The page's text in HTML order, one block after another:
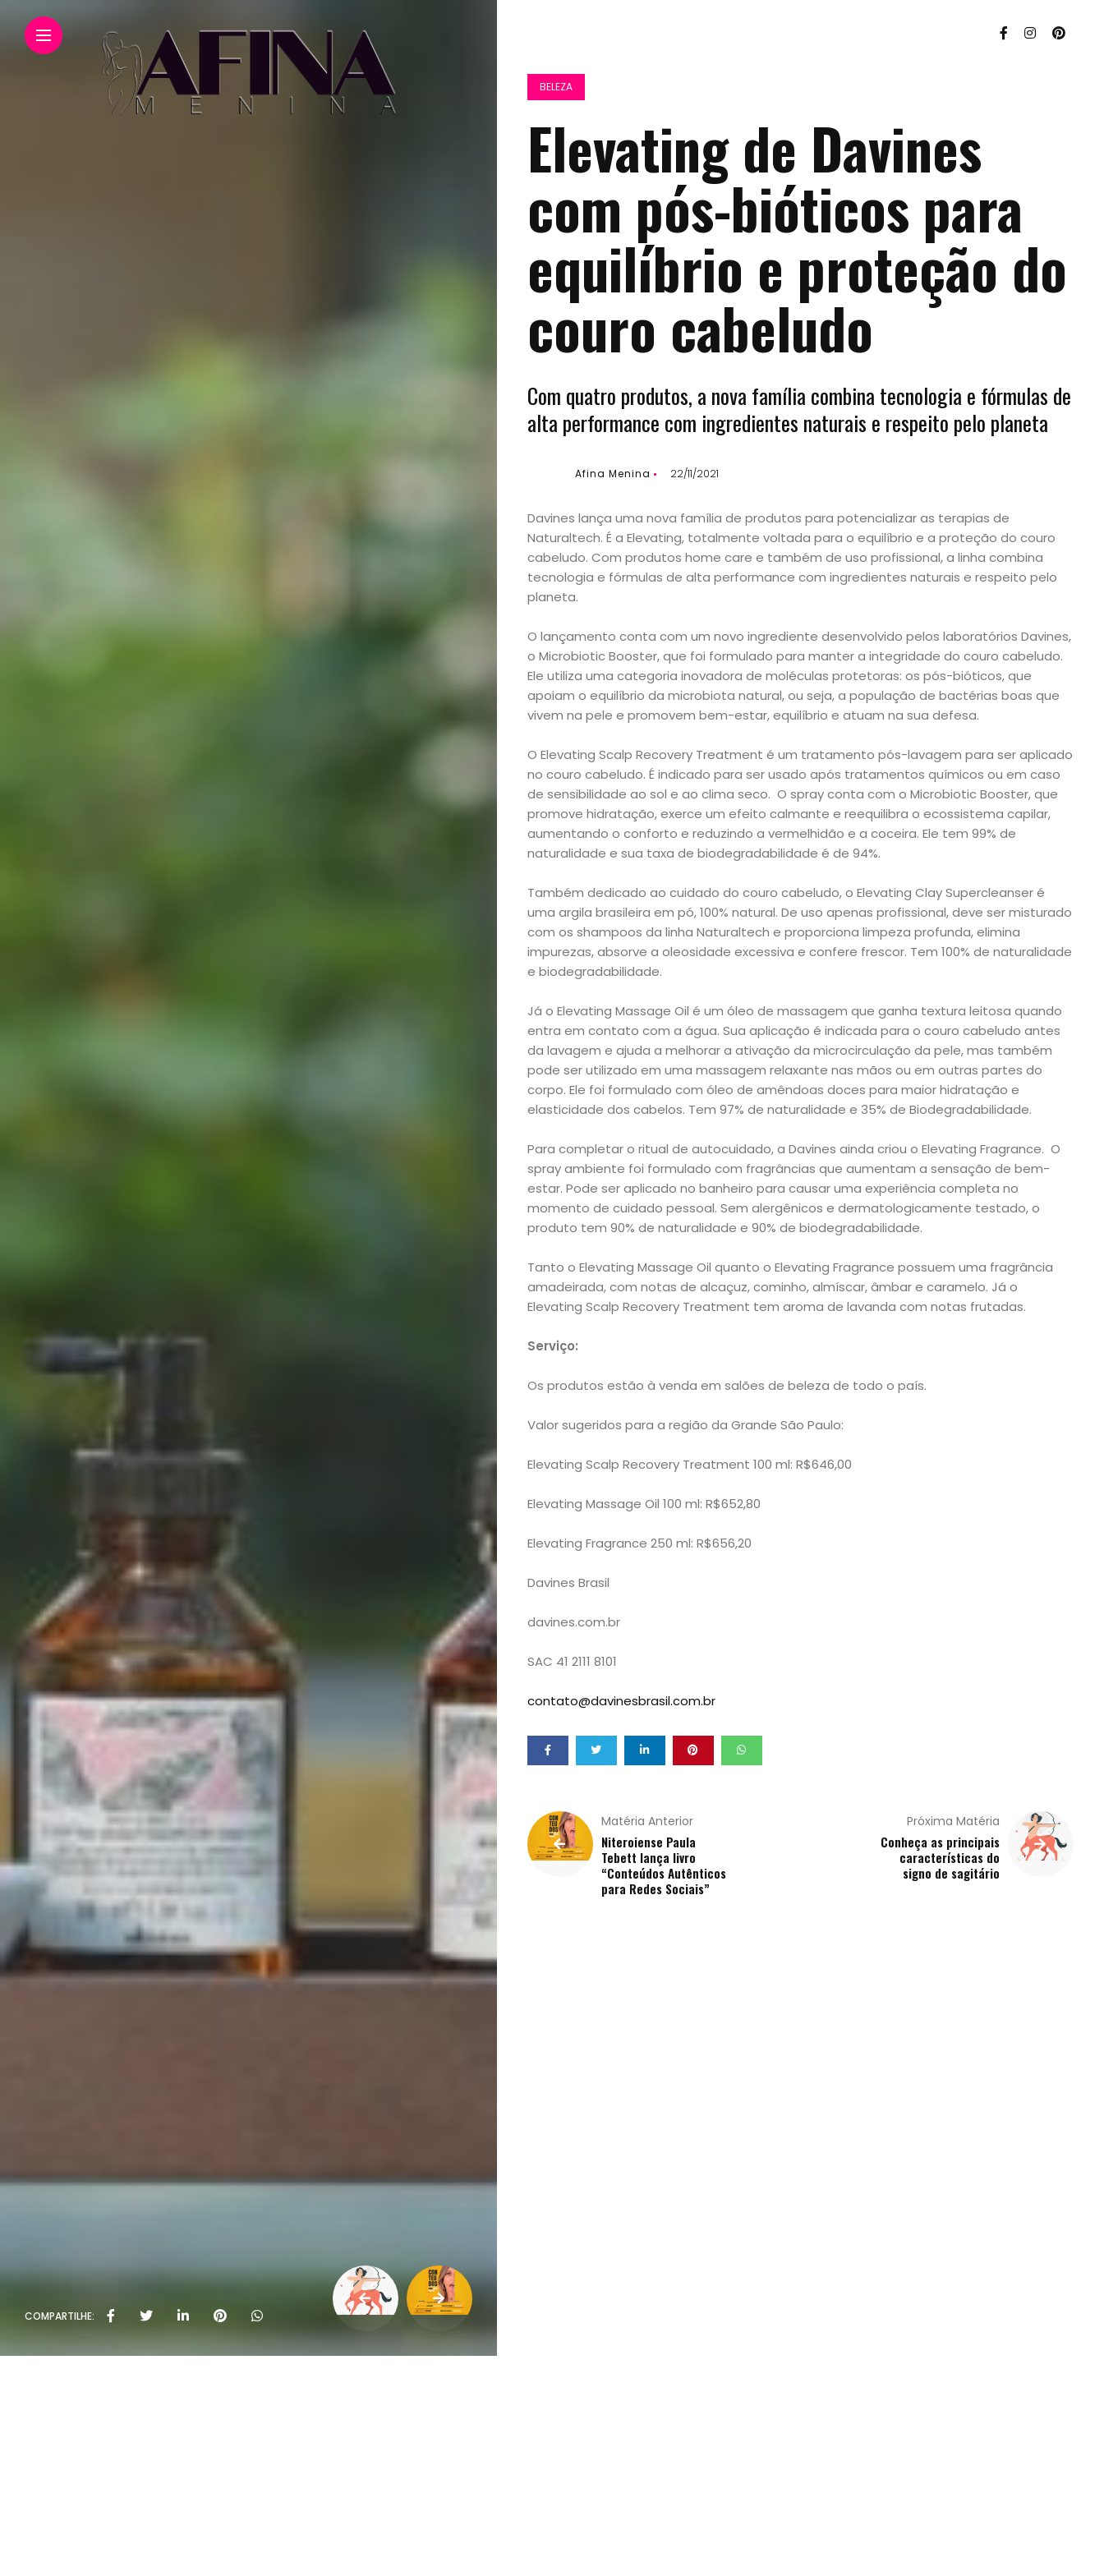
Início
Academia
Beleza
Bora
lá!
Casa
e
Decoração
Exclusiva
Homem
Mães
&
Filhos
Notícias
Opinião
Pets
Receitas
Saúde
Qualidade
de
Vida
Sexualidade
COMPARTILHE:
BELEZA
Elevating de Davines
com pós-bióticos para
equilíbrio e proteção do
couro cabeludo
Com quatro produtos, a nova família combina tecnologia e fórmulas de
alta performance com ingredientes naturais e respeito pelo planeta
Afina Menina 22/11/2021
Davines lança uma nova família de produtos para potencializar as terapias de
Naturaltech. É a Elevating, totalmente voltada para o equilíbrio e a proteção do couro
cabeludo. Com produtos home care e também de uso profissional, a linha combina
tecnologia e fórmulas de alta performance com ingredientes naturais e respeito pelo
planeta.
O lançamento conta com um novo ingrediente desenvolvido pelos laboratórios Davines,
o Microbiotic Booster, que foi formulado para manter a integridade do couro cabeludo.
Ele utiliza uma categoria inovadora de moléculas protetoras: os pós-bióticos, que
apoiam o equilíbrio da microbiota natural, ou seja, a população de bactérias boas que
vivem na pele e promovem bem-estar, equilíbrio e atuam na sua defesa.
O Elevating Scalp Recovery Treatment é um tratamento pós-lavagem para ser aplicado
no couro cabeludo. É indicado para ser usado após tratamentos químicos ou em caso
de sensibilidade ao sol e ao clima seco. O spray conta com o Microbiotic Booster, que
promove hidratação, exerce um efeito calmante e reequilibra o ecossistema capilar,
aumentando o conforto e reduzindo a vermelhidão e a coceira. Ele tem 99% de
naturalidade e sua taxa de biodegradabilidade é de 94%.
Também dedicado ao cuidado do couro cabeludo, o Elevating Clay Supercleanser é
uma argila brasileira em pó, 100% natural. De uso apenas profissional, deve ser misturado
com os shampoos da linha Naturaltech e proporciona limpeza profunda, elimina
impurezas, absorve a oleosidade excessiva e confere frescor. Tem 100% de naturalidade
e biodegradabilidade.
Já o Elevating Massage Oil é um óleo de massagem que ganha textura leitosa quando
entra em contato com a água. Sua aplicação é indicada para o couro cabeludo antes
da lavagem e ajuda a melhorar a ativação da microcirculação da pele, mas também
pode ser utilizado em uma massagem relaxante nas mãos ou em outras partes do
corpo. Ele foi formulado com óleo de amêndoas doces para maior hidratação e
elasticidade dos cabelos. Tem 97% de naturalidade e 35% de Biodegradabilidade.
Para completar o ritual de autocuidado, a Davines ainda criou o Elevating Fragrance. O
spray ambiente foi formulado com fragrâncias que aumentam a sensação de bem-
estar. Pode ser aplicado no banheiro para causar uma experiência completa no
momento de cuidado pessoal. Sem alergênicos e dermatologicamente testado, o
produto tem 90% de naturalidade e 90% de biodegradabilidade.
Tanto o Elevating Massage Oil quanto o Elevating Fragrance possuem uma fragrância
amadeirada, com notas de alcaçuz, cominho, almíscar, âmbar e caramelo. Já o
Elevating Scalp Recovery Treatment tem aroma de lavanda com notas frutadas.
Serviço:
Os produtos estão à venda em salões de beleza de todo o país.
Valor sugeridos para a região da Grande São Paulo:
Elevating Scalp Recovery Treatment 100 ml: R$646,00
Elevating Massage Oil 100 ml: R$652,80
Elevating Fragrance 250 ml: R$656,20
Davines Brasil
davines.com.br
SAC 41 2111 8101
contato@davinesbrasil.com.br
Matéria Anterior
Niteroiense Paula
Tebett lança livro
“Conteúdos Autênticos
para Redes Sociais”
Próxima Matéria
Conheça as principais
características do
signo de sagitário